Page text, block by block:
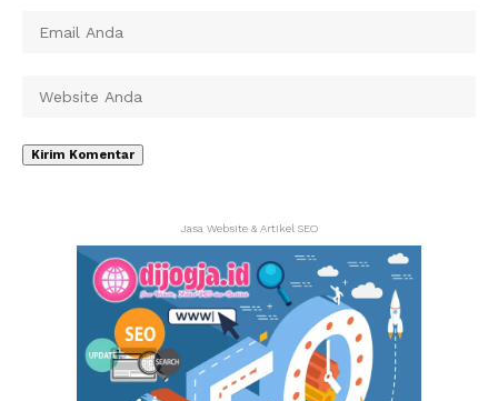
Jasa Website & Artikel SEO